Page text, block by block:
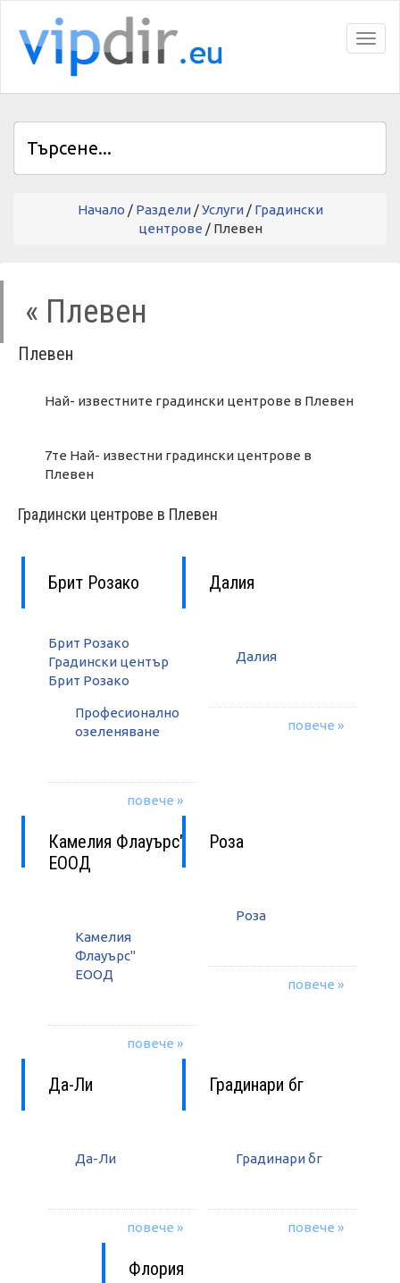
Начало / Раздели/Услуги/ Градински
центрове / Плевен
« Плевен
Плевен
Най- известните градински центрове в Плевен
7те Най- известни градински центрове в
Плевен
Градински центрове в Плевен
Брит Розако
Брит Розако
Градински център
Брит Розако
Професионално
озеленяване
повече »
Далия
Далия
повече »
Камелия Флауърс"
ЕООД
Камелия
Флауърс"
ЕООД
повече »
Роза
Роза
повече »
Да-Ли
Да-Ли
повече »
Градинари бг
Градинари бг
повече »
Флория